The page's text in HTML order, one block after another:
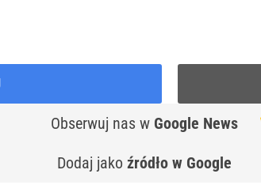
Obserwuj nas w Google News
Dodaj jako źródło w Google